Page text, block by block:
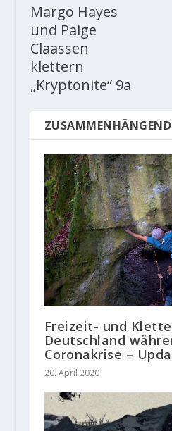
Margo Hayes
und Paige
Claassen
klettern
„Kryptonite“ 9a
Freizeit- und
Deutschland
Coronakrise –
20. April 2020